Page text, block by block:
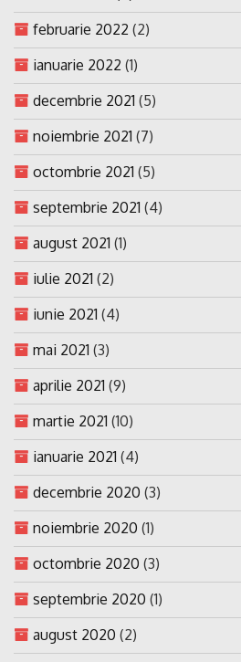
februarie 2022 (2)
ianuarie 2022 (1)
decembrie 2021 (5)
noiembrie 2021 (7)
octombrie 2021 (5)
septembrie 2021 (4)
august 2021 (1)
iulie 2021 (2)
iunie 2021 (4)
mai 2021 (3)
aprilie 2021 (9)
martie 2021 (10)
ianuarie 2021 (4)
decembrie 2020 (3)
noiembrie 2020 (1)
octombrie 2020 (3)
septembrie 2020 (1)
august 2020 (2)